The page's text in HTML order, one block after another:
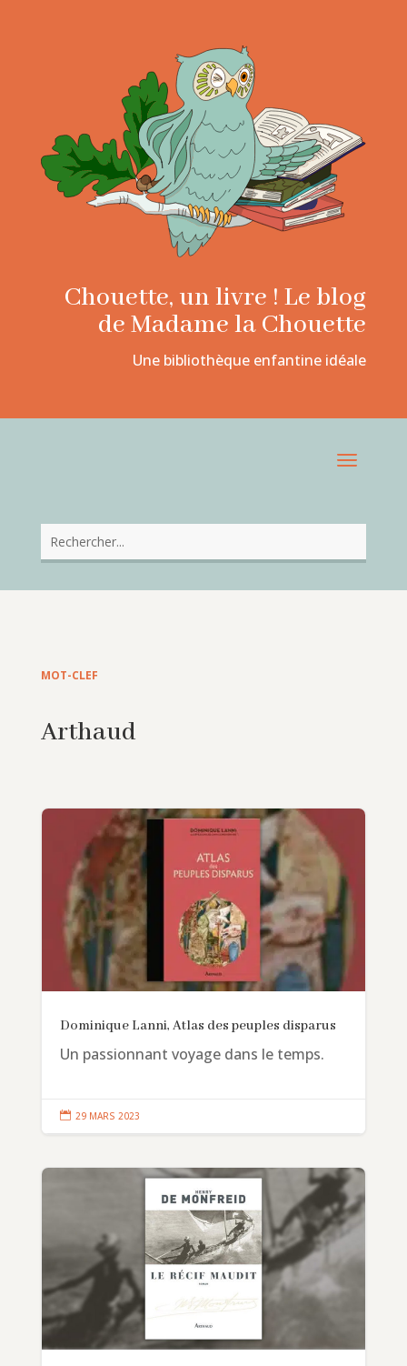
Chouette, un livre ! Le blog
de Madame la Chouette
Une bibliothèque enfantine idéale
MOT-CLEF
Arthaud
Dominique Lanni, Atlas des peuples disparus
Un passionnant voyage dans le temps.
 29 MARS 2023